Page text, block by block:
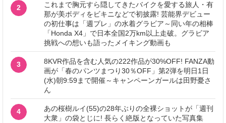
2
これまで胸元すら隠してきたバイクを愛する旅人・有
那が美ボディをビキニなどで初披露! 芸能界デビュー
の初仕事は「週プレ」の水着グラビア～同い年の相棒
「Honda X4」で日本全国2万km以上走破。グラビア
挑戦への想いも語ったメイキング動画も
3
8KVR作品を含む人気の222作品が30%OFF! FANZA動
画が「春のパンツまつり30％OFF」第2弾を明日1日
(水)朝9:59まで開催～キャンペーンガールは田野憂さ
ん
4
あの桜樹ルイ(55)の28年ぶりの全裸ショットが「週刊
大衆」の袋とじに! 長らく絶版となっていた写真集